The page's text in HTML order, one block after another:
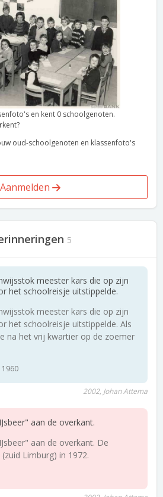
en kent 0 schoolgenoten.
oud-schoolgenoten en klassenfoto's
Aanmelden
5
meester kars die op zijn
het schoolreisje uitstippelde.
meester kars die op zijn
het schoolreisje uitstippelde. Als
na het vrij kwartier op de zoemer
2002, Johan Attema
aan de overkant.
aan de overkant. De
Limburg) in 1972.